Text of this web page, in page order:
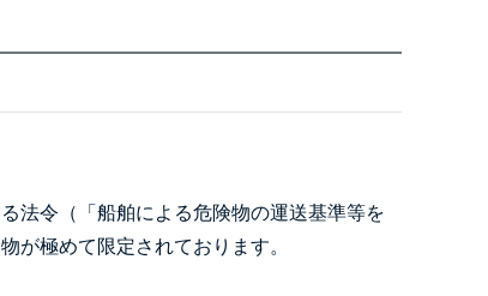
法令（「船舶による危険物の運送基準等を
が極めて限定されております。